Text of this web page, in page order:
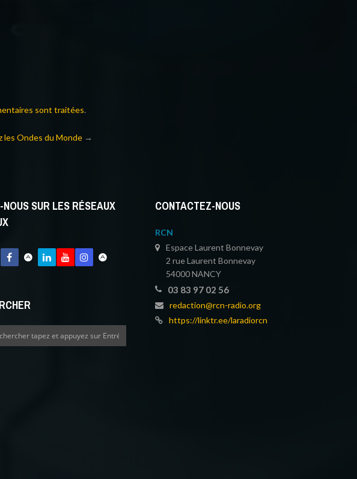
sont traitées.
les Ondes du Monde →
NOUS SUR LES RÉSEAUX
CONTACTEZ-NOUS
RCN
Espace Laurent Bonnevay
2 rue Laurent Bonnevay
54000 NANCY
03 83 97 02 56
redaction@rcn-radio.org
https://linktr.ee/laradiorcn